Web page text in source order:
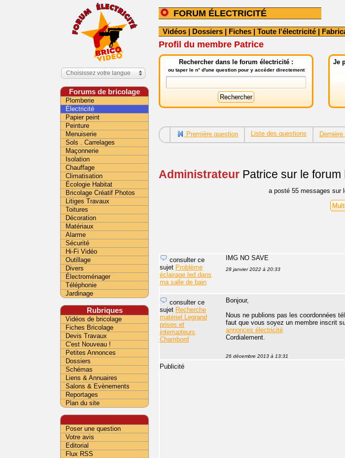
FORUM ÉLECTRICITÉ
Vidéos | Dossiers | Fiches | Toute l'électricité |
Profil du membre Patrice
Rechercher dans le forum électricité :
ou taper le n° d'une question pour y accéder directement
Je
Première question Liste des questions
Administrateur Patrice sur le forum
a posté 55 messages sur
IMG NO SAVE
28 janvier 2022 à 20:33
consulter ce
sujet Problème
éclairage led dans
ma salle de bain
Bonjour,
Nous ne publions pas les coordonnées
faut que vous soyez un membre inscrit
annonces électricité
Cordialement.
26 décembre 2013 à 13:31
consulter ce
sujet Recherche
matériel Legrand
prises et
interrupteurs
Chambord
Publicité
Choisissez votre langue
Forums de bricolage
Plomberie
Électricité
Papier peint
Peinture
Menuiserie
Sols . Carrelages
Maçonnerie
Isolation
Chauffage
Climatisation
Écologie Habitat
Bricolage Créatif Photos
Litiges Travaux
Toitures
Décoration
Matériaux
Alarme
Sécurité
Hi-Fi Vidéo
Outillage
Divers
Électroménager
Téléphonie
Jardinage
Rubriques
Vidéos de bricolage
Fiches Bricolage
Devis Travaux
C'est Nouveau !
Petites Annonces
Dossiers
Schémas
Liens & Annuaires
Salons & Evènements
Reportages
Plan du site
Poser une question
Votre avis
Editorial
Flux RSS